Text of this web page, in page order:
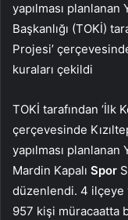
yapılması
Başkanlığı (TOKİ)
Projesi’
kuraları çekildi
TOKİ tarafından ‘İlk
çerçevesinde
yapılması
Mardin Kapalı Spor
düzenlendi. 4 ilçeye
957 kişi müracaatta